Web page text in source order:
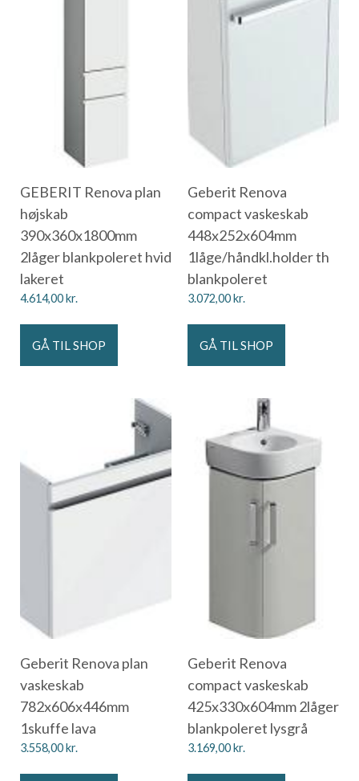
GEBERIT Renova plan
højskab
390x360x1800mm
2låger blankpoleret hvid
lakeret
4.614,00kr.
GÅ TIL SHOP
Geberit Renova
compact vaskeskab
448x252x604mm
1låge/håndkl.holder th
blankpoleret
3.072,00kr.
GÅ TIL SHOP
Geberit Renova plan
vaskeskab
782x606x446mm
1skuffe lava
3.558,00kr.
Geberit Renova
compact vaskeskab
425x330x604mm 2låger
blankpoleret lysgrå
3.169,00kr.